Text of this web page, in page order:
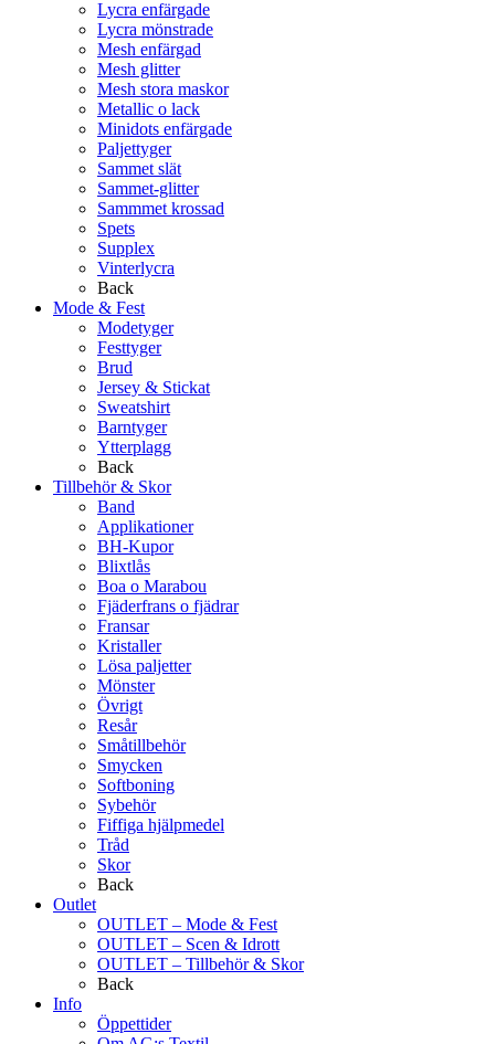
Lycra enfärgade
Lycra mönstrade
Mesh enfärgad
Mesh glitter
Mesh stora maskor
Metallic o lack
Minidots enfärgade
Paljettyger
Sammet slät
Sammet-glitter
Sammmet krossad
Spets
Supplex
Vinterlycra
Back
Mode & Fest
Modetyger
Festtyger
Brud
Jersey & Stickat
Sweatshirt
Barntyger
Ytterplagg
Back
Tillbehör & Skor
Band
Applikationer
BH-Kupor
Blixtlås
Boa o Marabou
Fjäderfrans o fjädrar
Fransar
Kristaller
Lösa paljetter
Mönster
Övrigt
Resår
Småtillbehör
Smycken
Softboning
Sybehör
Fiffiga hjälpmedel
Tråd
Skor
Back
Outlet
OUTLET – Mode & Fest
OUTLET – Scen & Idrott
OUTLET – Tillbehör & Skor
Back
Info
Öppettider